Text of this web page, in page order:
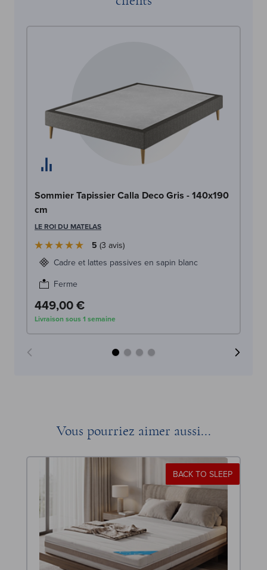
Sommier Tapissier Calla Deco Gris - 140x190
cm
LE ROI DU MATELAS
5 3 avis
Cadre et lattes passives en sapin blanc
Ferme
449,00 €
Livraison sous 1 semaine
Vous pourriez aimer aussi...
BACK TO SLEEP